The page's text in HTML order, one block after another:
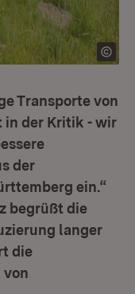
Transporte von
in der Kritik - wir
der
ein.“
begrüßt die
langer
die
von